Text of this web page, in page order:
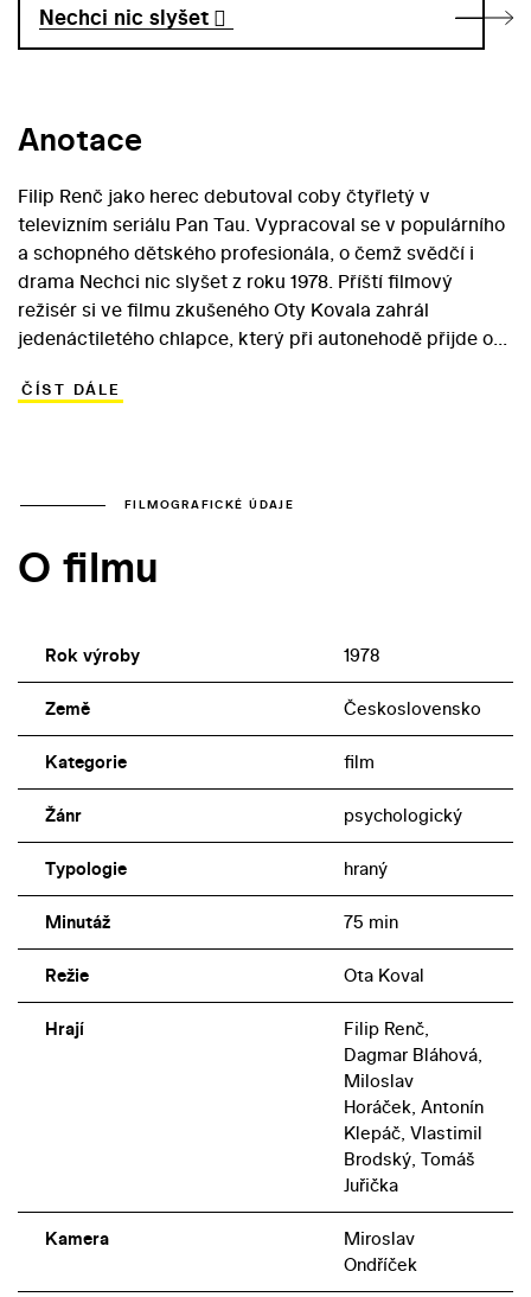
Nechci nic slyšet
Anotace
Filip Renč jako herec debutoval coby čtyřletý v
televizním seriálu Pan Tau. Vypracoval se v populárního
a schopného dětského profesionála, o čemž svědčí i
drama Nechci nic slyšet z roku 1978. Příští filmový
režisér si ve filmu zkušeného Oty Kovala zahrál
jedenáctiletého chlapce, který při autonehodě přijde o
rodiny nezvládá psychické trauma. Markovi, který
světa… V roli obětavé studentky se objevila Dagmar
brněnském divadle Na provázku a s řadou filmových rolí
ČÍST DÁLE
FILMOGRAFICKÉ ÚDAJE
O filmu
Rok výroby 1978
Země Československo
Kategorie film
Žánr psychologický
Typologie hraný
Minutáž 75 min
Režie Ota Koval
Hrají
Filip Renč,
Dagmar Bláhová,
Miloslav
Horáček, Antonín
Klepáč, Vlastimil
Brodský, Tomáš
Juřička
Kamera
Miroslav
Ondříček